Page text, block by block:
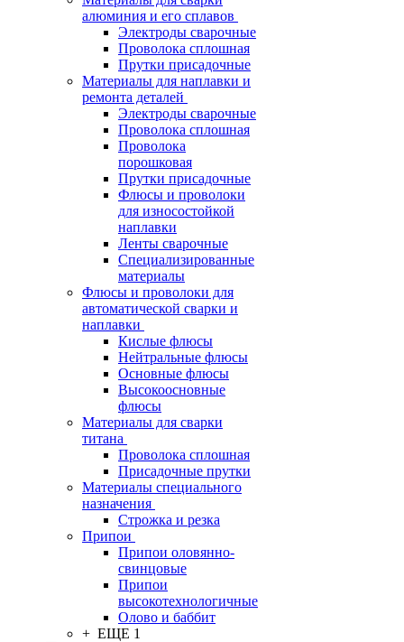
алюминия и его сплавов
Электроды сварочные
Проволока сплошная
Прутки присадочные
Материалы для наплавки и
ремонта деталей
Электроды сварочные
Проволока сплошная
Проволока
порошковая
Прутки присадочные
Флюсы и проволоки
для износостойкой
наплавки
Ленты сварочные
Специализированные
материалы
Флюсы и проволоки для
автоматической сварки и
наплавки
Кислые флюсы
Нейтральные флюсы
Основные флюсы
Высокоосновные
флюсы
Материалы для сварки
титана
Проволока сплошная
Присадочные прутки
Материалы специального
назначения
Строжка и резка
Припои
Припои оловянно-
свинцовые
Припои
высокотехнологичные
Олово и баббит
+ ЕЩЕ 1